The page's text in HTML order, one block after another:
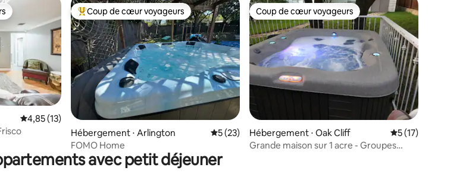
: 4,94 sur 5
plus appréciés
Évaluation moyenne sur la base de 13 commentaires : 4,85 sur 5
4,85 (13)
Coups de cœur voyageurs les plus appréciés
Coup de cœur voyageurs
Hébergement ⋅ Arlington Évaluation moyenne sur la base de 23 commentaires : 5 sur 5
5 (23)
FOMO Home
Coup de cœur voyageurs
Coup de cœur voyageurs
Hébergement ⋅ Oak Cliff Évaluation
5 (17)
Grande maison sur 1 acre - Groupes
avec petit déjeuner